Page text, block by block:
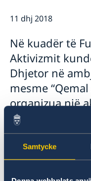
Samtycke
11 dhj 2018
Në kuadër të
Aktivizmit
Dhjetor në
mesme
organizua një
me nxënës
shkolle.